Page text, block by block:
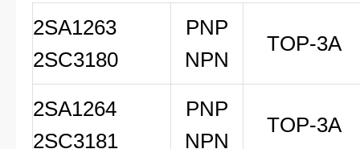
2SA1263
2SC3180
PNP
NPN
TOP-3A
2SA1264
2SC3181
PNP
NPN
TOP-3A